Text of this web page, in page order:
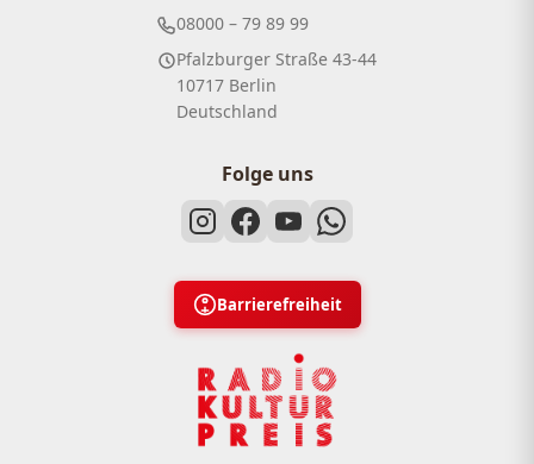
08000 – 79 89 99
Pfalzburger Straße 43-44
10717 Berlin
Deutschland
Folge uns
Barrierefreiheit